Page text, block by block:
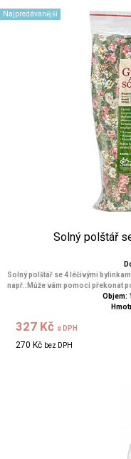
Najpredávanější
Solný polštář
Solný polštář se 4 léčivými
např.:Může vám pomoci překonat
Objem:
327 Kč s DPH
270 Kč bez DPH